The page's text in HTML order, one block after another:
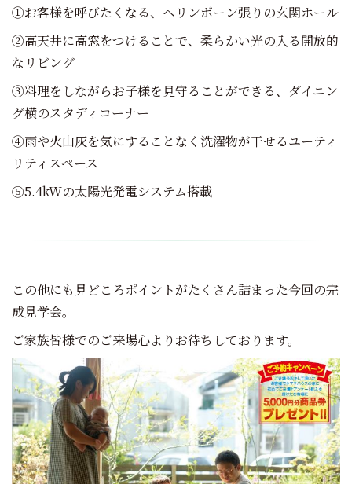
①お客様を呼びたくなる、ヘリンボーン張りの玄関ホール
②高天井に高窓をつけることで、柔らかい光の入る開放的
なリビング
③料理をしながらお子様を見守ることができる、ダイニン
グ横のスタディコーナー
④雨や火山灰を気にすることなく洗濯物が干せるユーティ
リティスペース
⑤5.4kWの太陽光発電システム搭載
この他にも見どころポイントがたくさん詰まった今回の完
成見学会。
ご家族皆様でのご来場心よりお待ちしております。